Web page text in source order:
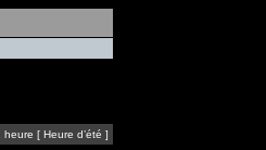
[ Heure d’été ]